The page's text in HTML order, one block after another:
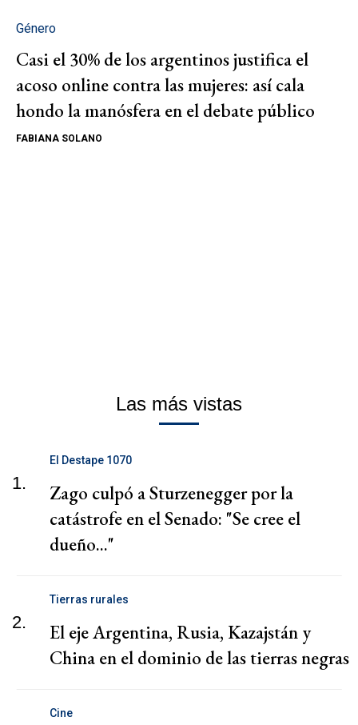
Género
Casi el 30% de los argentinos justifica el
acoso online contra las mujeres: así cala
hondo la manósfera en el debate público
FABIANA SOLANO
Las más vistas
1.
El Destape 1070
Zago culpó a Sturzenegger por la
catástrofe en el Senado: "Se cree el
dueño..."
2.
Tierras rurales
El eje Argentina, Rusia, Kazajstán y
China en el dominio de las tierras negras
Cine